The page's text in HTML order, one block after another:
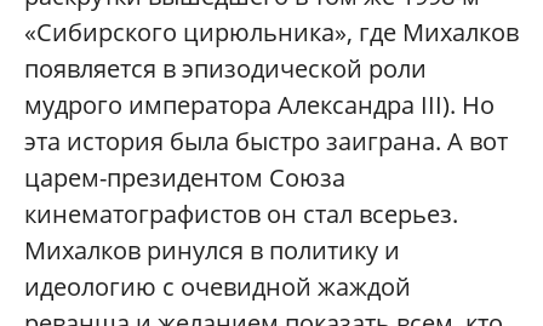
«Сибирского цирюльника», где Михалков
появляется в эпизодической роли
мудрого императора Александра III). Но
эта история была быстро заиграна. А вот
царем-президентом Союза
кинематографистов он стал всерьез.
Михалков ринулся в политику и
идеологию с очевидной жаждой